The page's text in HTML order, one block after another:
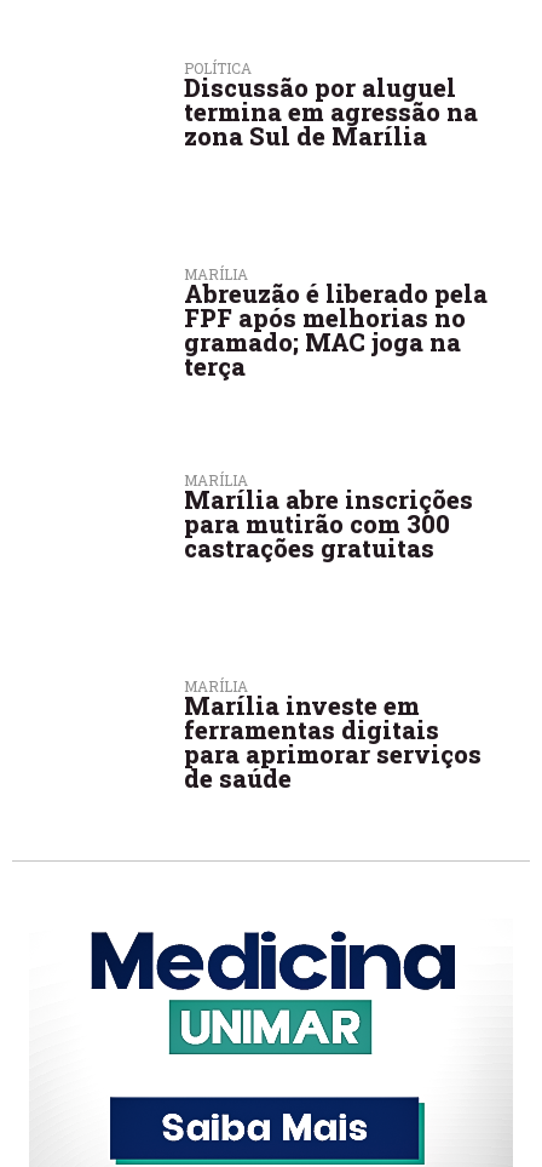
POLÍTICA
Discussão por aluguel
termina em agressão na
zona Sul de Marília
MARÍLIA
Abreuzão é liberado pela
FPF após melhorias no
gramado; MAC joga na
terça
MARÍLIA
Marília abre inscrições
para mutirão com 300
castrações gratuitas
MARÍLIA
Marília investe em
ferramentas digitais
para aprimorar serviços
de saúde